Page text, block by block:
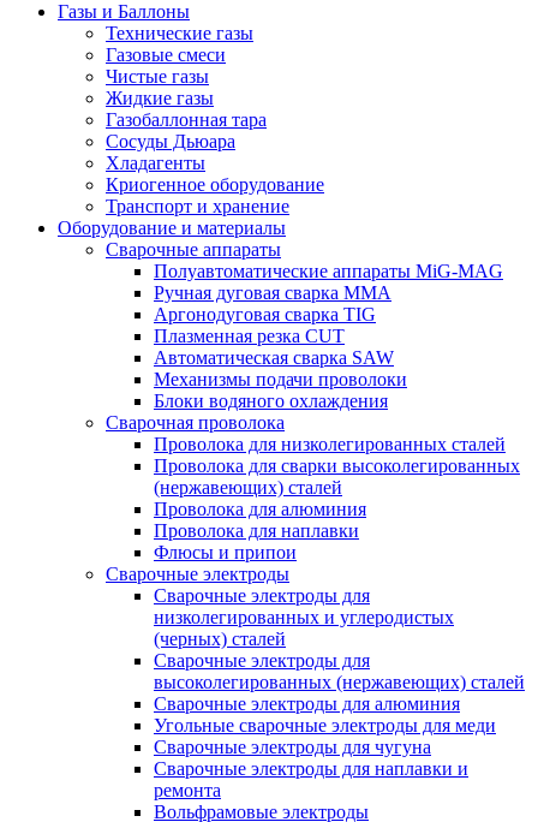
Газы и Баллоны
Технические газы
Газовые смеси
Чистые газы
Жидкие газы
Газобаллонная тара
Сосуды Дьюара
Хладагенты
Криогенное оборудование
Транспорт и хранение
Оборудование и материалы
Сварочные аппараты
Полуавтоматические аппараты MiG-MAG
Ручная дуговая сварка MMA
Аргонодуговая сварка TIG
Плазменная резка CUT
Автоматическая сварка SAW
Механизмы подачи проволоки
Блоки водяного охлаждения
Сварочная проволока
Проволока для низколегированных сталей
Проволока для сварки высоколегированных
(нержавеющих) сталей
Проволока для алюминия
Проволока для наплавки
Флюсы и припои
Сварочные электроды
Сварочные электроды для
низколегированных и углеродистых
(черных) сталей
Сварочные электроды для
высоколегированных (нержавеющих) сталей
Сварочные электроды для алюминия
Угольные сварочные электроды для меди
Сварочные электроды для чугуна
Сварочные электроды для наплавки и
ремонта
Вольфрамовые электроды